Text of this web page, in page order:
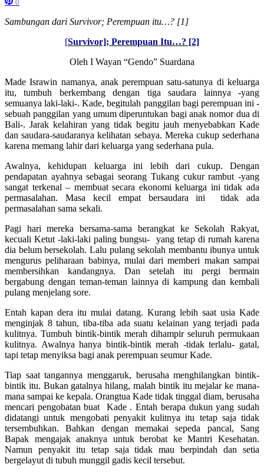
0
Sambungan dari Survivor; Perempuan itu…? [1]
[Survivor]; Perempuan Itu…? [2]
Oleh I Wayan “Gendo” Suardana
Made Israwin namanya, anak perempuan satu-satunya di keluarga
itu, tumbuh berkembang dengan tiga saudara lainnya -yang
semuanya laki-laki-. Kade, begitulah panggilan bagi perempuan ini -
sebuah panggilan yang umum diperuntukan bagi anak nomor dua di
Bali-. Jarak kelahiran yang tidak begitu jauh menyebabkan Kade
dan saudara-saudaranya kelihatan sebaya. Mereka cukup sederhana
karena memang lahir dari keluarga yang sederhana pula.
Awalnya, kehidupan keluarga ini lebih dari cukup. Dengan
pendapatan ayahnya sebagai seorang Tukang cukur rambut -yang
sangat terkenal – membuat secara ekonomi keluarga ini tidak ada
permasalahan. Masa kecil empat bersaudara ini tidak ada
permasalahan sama sekali.
Pagi hari mereka bersama-sama berangkat ke Sekolah Rakyat,
kecuali Ketut -laki-laki paling bungsu- yang tetap di rumah karena
dia belum bersekolah. Lalu pulang sekolah membantu ibunya untuk
mengurus peliharaan babinya, mulai dari memberi makan sampai
membersihkan kandangnya. Dan setelah itu pergi bermain
bergabung dengan teman-teman lainnya di kampung dan kembali
pulang menjelang sore.
Entah kapan dera itu mulai datang. Kurang lebih saat usia Kade
menginjak 8 tahun, tiba-tiba ada suatu kelainan yang terjadi pada
kulitnya. Tumbuh bintik-bintik merah dihampir seluruh permukaan
kulitnya. Awalnya hanya bintik-bintik merah -tidak terlalu- gatal,
tapi tetap menyiksa bagi anak perempuan seumur Kade.
Tiap saat tangannya menggaruk, berusaha menghilangkan bintik-
bintik itu. Bukan gatalnya hilang, malah bintik itu mejalar ke mana-
mana sampai ke kepala. Orangtua Kade tidak tinggal diam, berusaha
mencari pengobatan buat Kade . Entah berapa dukun yang sudah
didatangi untuk mengobati penyakit kulitnya itu tetap saja tidak
tersembuhkan. Bahkan dengan memakai sepeda pancal, Sang
Bapak mengajak anaknya untuk berobat ke Mantri Kesehatan.
Namun penyakit itu tetap saja tidak mau berpindah dan setia
bergelayut di tubuh munggil gadis kecil tersebut.